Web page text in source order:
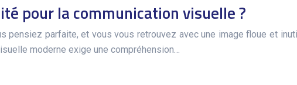
pour la communication visuelle ?
pensiez parfaite, et vous vous retrouvez avec une image floue et
moderne exige une compréhension…